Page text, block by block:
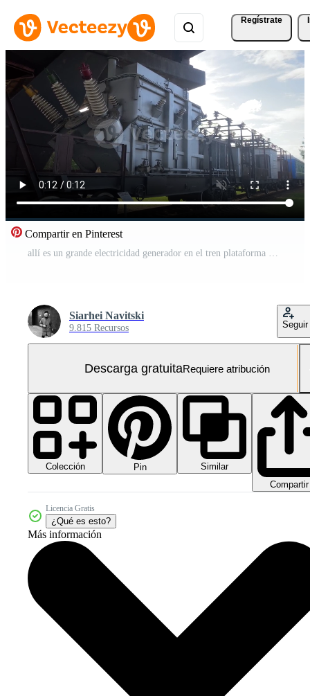
Regístrate
Compartir en Pinterest
allí es un grande electricidad generador en el tren plataforma Vídeo Gratis
Siarhei Navitski
9.815 Recursos Seguir
Descarga gratuitaRequiere atribución
Colección Pin
Similar
Compartir
Licencia Gratis
¿Qué es esto?
Más información